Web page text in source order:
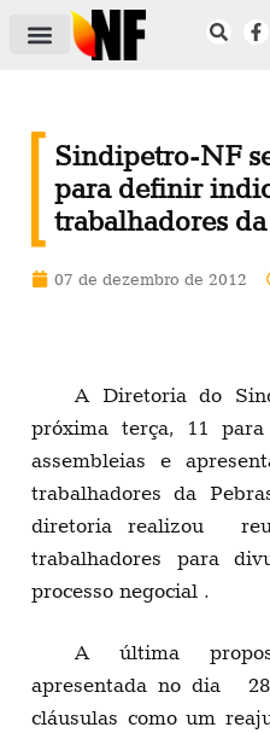
Sindipetro-NF
para definir
trabalhadores da
07 de dezembro de 2012
A Diretoria do
próxima terça, 11
assembleias e
trabalhadores da
diretoria realizou
trabalhadores para
processo negocial .
A última
apresentada no dia
cláusulas como um